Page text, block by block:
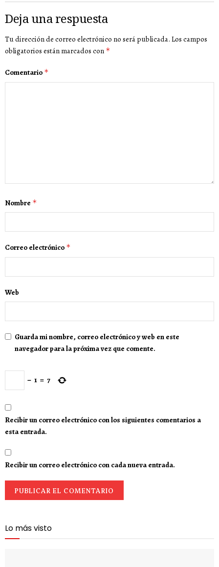
Deja una respuesta
Tu dirección de correo electrónico no será publicada. Los campos
obligatorios están marcados con *
Comentario *
Nombre *
Correo electrónico *
Web
Guarda mi nombre, correo electrónico y web en este
navegador para la próxima vez que comente.
− 1 = 7
Recibir un correo electrónico con los siguientes comentarios a
esta entrada.
Recibir un correo electrónico con cada nueva entrada.
Lo más visto